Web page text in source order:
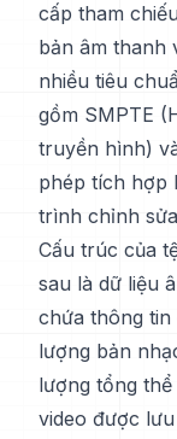
cấp tham
bản âm thanh
nhiều tiêu
gồm SMPTE
truyền hình)
phép tích hợp
trình chỉnh
Cấu trúc của
sau là dữ liệu
chứa thông tin
lượng bản
lượng tổng
video được